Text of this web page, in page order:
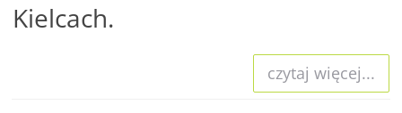
Kielcach.
czytaj więcej...